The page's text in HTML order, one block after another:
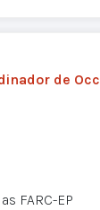
de
FARC-EP